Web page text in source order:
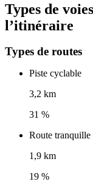
Types de
l’itinéraire
Types de routes
Piste cyclable
3,2 km
31 %
Route tranquille
1,9 km
19 %